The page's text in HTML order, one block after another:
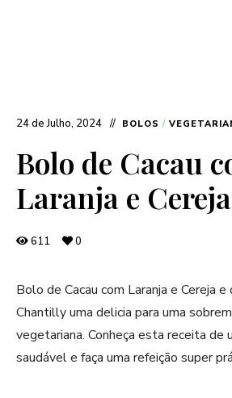
24 de Julho, 2024 BOLOS /
Bolo de Cacau
Laranja e Cereja
611 0
Bolo de Cacau com Laranja e Cereja
Chantilly uma delicia para uma
vegetariana. Conheça esta receita de
saudável e faça uma refeição super